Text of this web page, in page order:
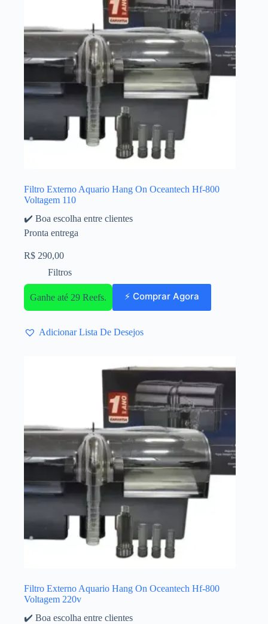
Filtro Externo Aquario Hang On Oceantech Hf-800
Voltagem 110
✔️ Boa escolha entre clientes
Pronta entrega
R$ 290,00
Filtros
Ganhe até 29 Reefs. ⚡ Comprar Agora
Adicionar Lista De Desejos
Filtro Externo Aquario Hang On Oceantech Hf-800
Voltagem 220v
✔️ Boa escolha entre clientes